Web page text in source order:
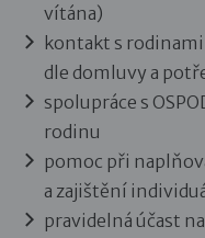
vítána)
kontakt s
dle domluvy a
spolupráce s
rodinu
pomoc při
a zajištění
pravidelná účast